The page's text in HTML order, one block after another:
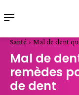
Santé Mal de dent
Mal de
remèdes
de dent